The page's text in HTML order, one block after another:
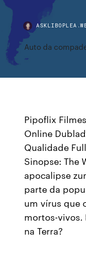
Auto da
Pipoflix
Online
Qualidade
Sinopse: The
apocalipse
parte da
um vírus que
mortos-vivos.
na Terra?